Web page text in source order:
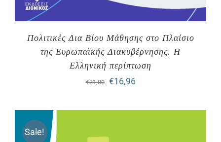
Πολιτικές Δια Βίου Μάθησης στο Πλαίσιο
της Ευρωπαϊκής Διακυβέρνησης. Η
Ελληνική περίπτωση
€31,80
Original
€16,96Η
Sale!